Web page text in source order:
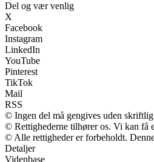
Del og vær venlig
X
Facebook
Instagram
LinkedIn
YouTube
Pinterest
TikTok
Mail
RSS
© Ingen del må gengives uden
© Rettighederne tilhører os. Vi kan få
© Alle rettigheder er forbeholdt.
Detaljer
Videnbase